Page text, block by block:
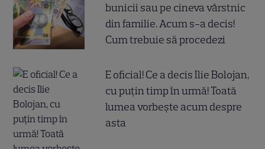
bunicii sau pe cineva vârstnic
din familie. Acum s-a decis!
Cum trebuie să procedezi
E oficial! Ce a decis Ilie Bolojan,
cu puțin timp în urmă! Toată
lumea vorbește acum despre
asta